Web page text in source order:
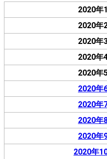
2020年
2020年
2020年
2020年
2020年
2020年
2020年
2020年
2020年
2020年